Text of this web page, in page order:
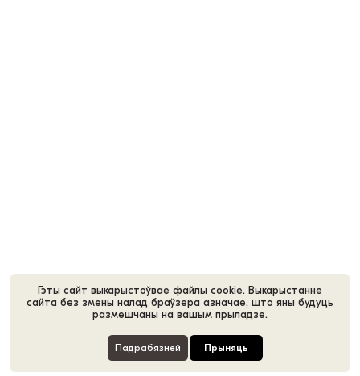
Гэты сайт выкарыстоўвае файлы cookie. Выкарыстанне
сайта без змены налад браўзера азначае, што яны будуць
размешчаны на вашым прыладзе.
Падрабязней Прыняць